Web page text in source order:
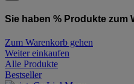
Sie haben % Produkte zum
Zum Warenkorb gehen
Weiter einkaufen
Alle Produkte
Bestseller